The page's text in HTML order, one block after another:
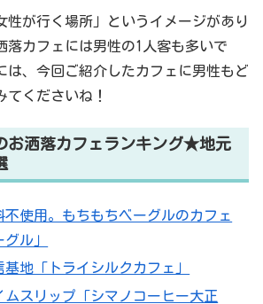
性が行く場所」というイメージがあり
落カフェには男性の1人客も多いで
は、今回ご紹介したカフェに男性もど
てくださいね！
お洒落カフェランキング★地元
不使用。もちもちベーグルのカフェ
ル」
地「トライシルクカフェ」
ムスリップ「シマノコーヒー大正